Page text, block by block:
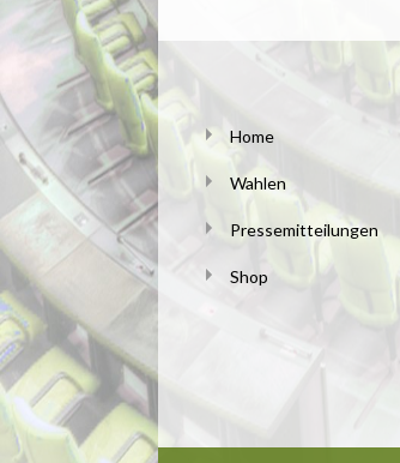
Home
Wahlen
Pressemitteilungen
Shop